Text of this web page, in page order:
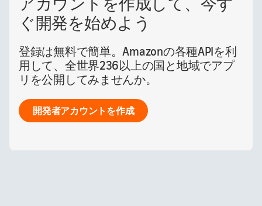
ぐ開発を始めよう
登録は無料で簡単。Amazonの各種APIを利
用して、全世界236以上の国と地域でアプ
リを公開してみませんか。
開発者アカウントを作成